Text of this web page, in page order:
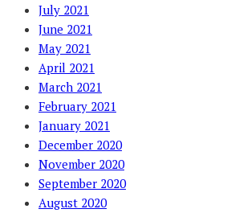
July 2021
June 2021
May 2021
April 2021
March 2021
February 2021
January 2021
December 2020
November 2020
September 2020
August 2020